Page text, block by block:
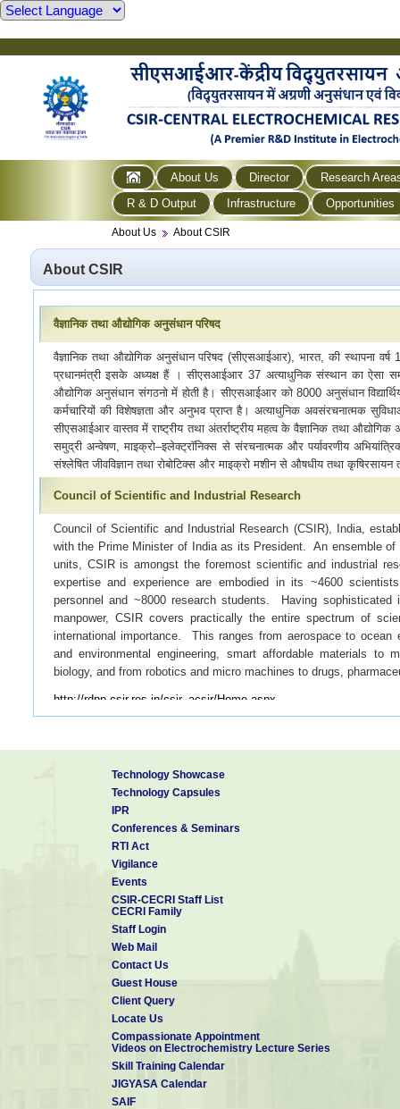
About Us Director
Research
R & D Output
Infrastructure Opportunities
About Us About CSIR
About CSIR
वैज्ञानिक तथा औद्योगिक अनुसंधान परिषद
वैज्ञानिक तथा औद्योगिक अनुसंधान परिषद (सीएसआईआर), भारत, की स्थापना
प्रधानमंत्री इसके अध्यक्ष हैं । सीएसआईआर 37 अत्याधुनिक संस्थान का ऐसा
औद्योगिक अनुसंधान संगठनो में होती है। सीएसआईआर को 8000 अनुसंधान
कर्मचारियों की विशेषज्ञता और अनुभव प्राप्त है। अत्याधुनिक अवसंरचनात्मक
सीएसआईआर वास्तव में राष्ट्रीय तथा अंतर्राष्ट्रीय महत्व के वैज्ञानिक तथा
समुद्री अन्वेषण, माइक्रो–इलेक्ट्रॉनिक्स से संरचनात्मक और पर्यावरणीय
संश्लेषित जीवविज्ञान तथा रोबोटिक्स और माइक्रो मशीन से औषधीय तथा
Council of Scientific and Industrial Research
Council of Scientific and Industrial Research (CSIR), India,
with the Prime Minister of India as its President. An ensemble
units, CSIR is amongst the foremost scientific and industrial
expertise and experience are embodied in its ~4600
personnel and ~8000 research students. Having sophisticated
manpower, CSIR covers practically the entire spectrum of
international importance. This ranges from aerospace to ocean
and environmental engineering, smart affordable materials to
biology, and from robotics and micro machines to drugs,
http://rdpp.csir.res.in/csir_acsir/Home.aspx
Technology Showcase
Technology Capsules
IPR
Conferences & Seminars
RTI Act
Vigilance
Events
CSIR-CECRI Staff List
CECRI Family
Staff Login
Web Mail
Contact Us
Guest House
Client Query
Locate Us
Compassionate Appointment
Videos on Electrochemistry Lecture Series
Skill Training Calendar
JIGYASA Calendar
SAIF